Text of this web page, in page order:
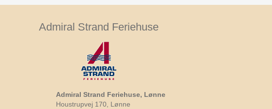
Admiral Strand Feriehuse
Admiral Strand Feriehuse, Lønne
Houstrupvej 170, Lønne